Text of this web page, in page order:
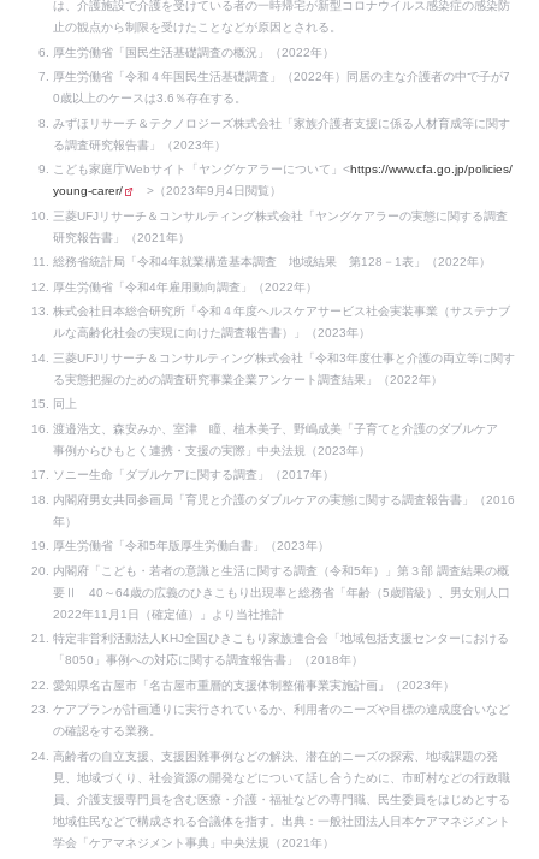
は、介護施設で介護を受けている者の一時帰宅が新型コロナウイルス感染症の感染防
止の観点から制限を受けたことなどが原因とされる。
厚生労働省「国民生活基礎調査の概況」（2022年）
厚生労働省「令和４年国民生活基礎調査」（2022年）同居の主な介護者の中で子が7
0歳以上のケースは3.6％存在する。
みずほリサーチ＆テクノロジーズ株式会社「家族介護者支援に係る人材育成等に関す
る調査研究報告書」（2023年）
こども家庭庁Webサイト「ヤングケアラーについて」<https://www.cfa.go.jp/policies/
young-carer/
>（2023年9月4日閲覧）
三菱UFJリサーチ＆コンサルティング株式会社「ヤングケアラーの実態に関する調査
研究報告書」（2021年）
総務省統計局「令和4年就業構造基本調査 地域結果 第128－1表」（2022年）
厚生労働省「令和4年雇用動向調査」（2022年）
株式会社日本総合研究所「令和４年度ヘルスケアサービス社会実装事業（サステナブ
ルな高齢化社会の実現に向けた調査報告書）」（2023年）
三菱UFJリサーチ＆コンサルティング株式会社「令和3年度仕事と介護の両立等に関す
る実態把握のための調査研究事業企業アンケート調査結果」（2022年）
同上
渡邉浩文、森安みか、室津 瞳、植木美子、野嶋成美「子育てと介護のダブルケア
事例からひもとく連携・支援の実際」中央法規（2023年）
ソニー生命「ダブルケアに関する調査」（2017年）
内閣府男女共同参画局「育児と介護のダブルケアの実態に関する調査報告書」（2016
年）
厚生労働省「令和5年版厚生労働白書」（2023年）
内閣府「こども・若者の意識と生活に関する調査（令和5年）」第３部 調査結果の概
要Ⅱ 40～64歳の広義のひきこもり出現率と総務省「年齢（5歳階級）、男女別人口
2022年11月1日（確定値）」より当社推計
特定非営利活動法人KHJ全国ひきこもり家族連合会「地域包括支援センターにおける
「8050」事例への対応に関する調査報告書」（2018年）
愛知県名古屋市「名古屋市重層的支援体制整備事業実施計画」（2023年）
ケアプランが計画通りに実行されているか、利用者のニーズや目標の達成度合いなど
の確認をする業務。
高齢者の自立支援、支援困難事例などの解決、潜在的ニーズの探索、地域課題の発
見、地域づくり、社会資源の開発などについて話し合うために、市町村などの行政職
員、介護支援専門員を含む医療・介護・福祉などの専門職、民生委員をはじめとする
地域住民などで構成される合議体を指す。出典：一般社団法人日本ケアマネジメント
学会「ケアマネジメント事典」中央法規（2021年）